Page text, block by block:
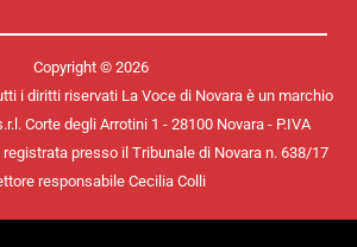
Copyright © 2026
i diritti riservati La Voce di Novara è un marchio
Corte degli Arrotini 1 - 28100 Novara - P.IVA
presso il Tribunale di Novara n. 638/17
responsabile Cecilia Colli